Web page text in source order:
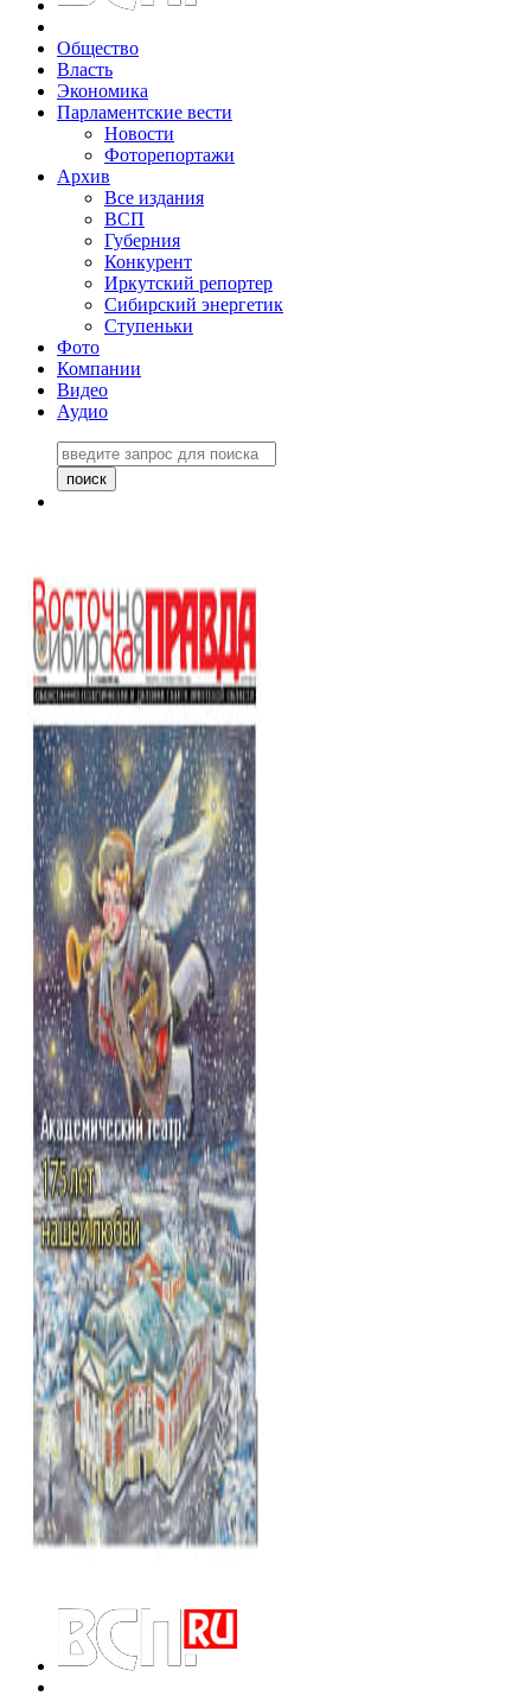
Общество
Власть
Экономика
Парламентские вести
Новости
Фоторепортажи
Архив
Все издания
ВСП
Губерния
Конкурент
Иркутский репортер
Сибирский энергетик
Ступеньки
Фото
Компании
Видео
Аудио